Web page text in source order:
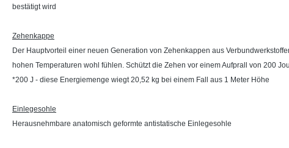
bestätigt wird
Zehenkappe
Der Hauptvorteil einer neuen Generation von Zehenkappen aus
hohen Temperaturen wohl fühlen. Schützt die Zehen vor einem Aufprall von 200
*200 J - diese Energiemenge wiegt 20,52 kg bei einem Fall aus 1 Meter Höhe
Einlegesohle
Herausnehmbare anatomisch geformte antistatische Einlegesohle